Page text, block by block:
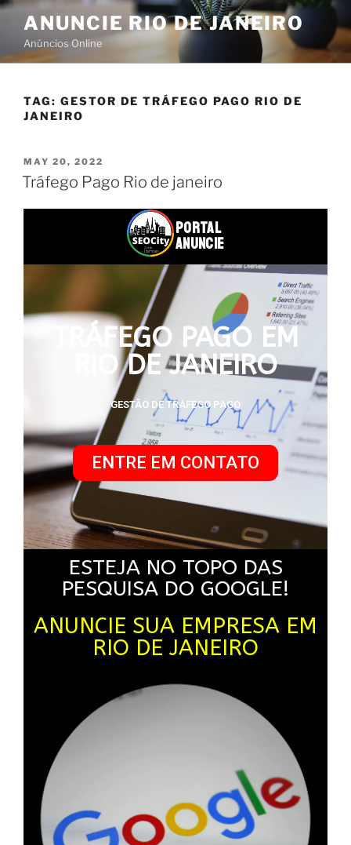
ANUNCIE RIO DE JANEIRO
Anúncios Online
TAG: GESTOR DE TRÁFEGO PAGO RIO DE
JANEIRO
MAY 20, 2022
Tráfego Pago Rio de janeiro
PORTAL
ANUNCIE
TRÁFEGO PAGO EM
RIO DE JANEIRO
ENTRE EM CONTATO
GESTÃO DE TRÁFEGO PAGO
ESTEJA NO TOPO DAS
PESQUISA DO GOOGLE!
ANUNCIE SUA EMPRESA EM
RIO DE JANEIRO